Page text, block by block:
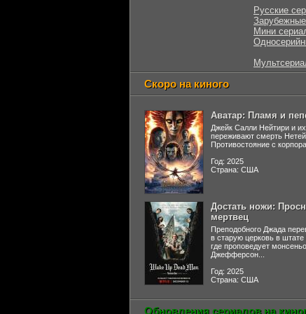
Русские
Мини
Скоро на киного
Аватар: Пламя и
Джейк Салли Нейтири и
переживают смерть
Противостояние с
Год: 2025
Страна: США
Достать ножи:
мертвец
Преподобного Джада
в старую церковь в
где проповедует
Джефферсон...
Год: 2025
Страна: США
Обновления сериалов на